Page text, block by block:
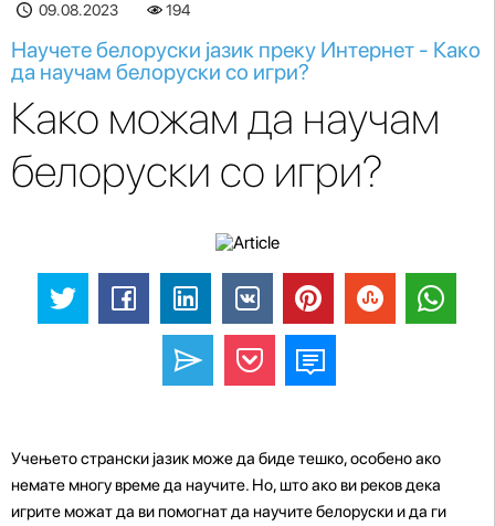
09.08.2023 194
Научете белоруски јазик преку Интернет - Како
да научам белоруски со игри?
Како можам да научам
белоруски со игри?
Учењето странски јазик може да биде тешко, особено ако
немате многу време да научите. Но, што ако ви реков дека
игрите можат да ви помогнат да научите белоруски и да ги